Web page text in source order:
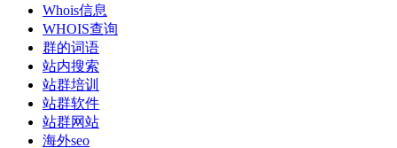
Whois信息
WHOIS查询
群的词语
站内搜索
站群培训
站群软件
站群网站
海外seo